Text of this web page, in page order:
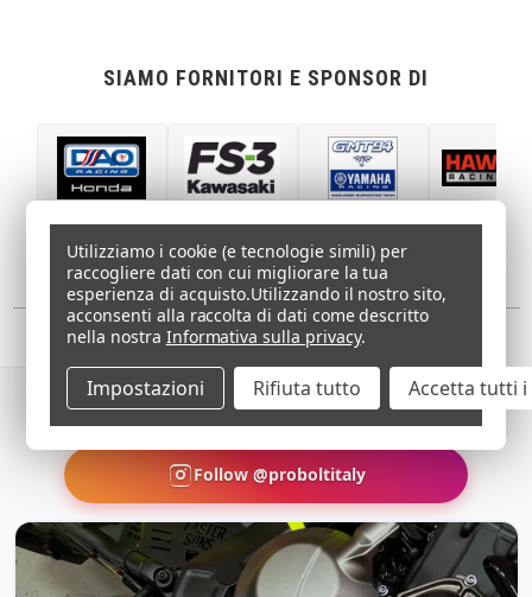
SIAMO FORNITORI E SPONSOR DI
DIVENTA SOCIAL – CONDIVIDI LE FOTO DELLA TUA MOTO
EQUIPAGGIATA CON PRO-BOLT USANDO HASHTAG
#PROBOLT
Follow @proboltitaly
Utilizziamo i cookie (e tecnologie simili) per
raccogliere dati con cui migliorare la tua
esperienza di acquisto.Utilizzando il nostro sito,
acconsenti alla raccolta di dati come descritto
nella nostra Informativa sulla privacy.
Impostazioni Rifiuta tutto Accetta tutti